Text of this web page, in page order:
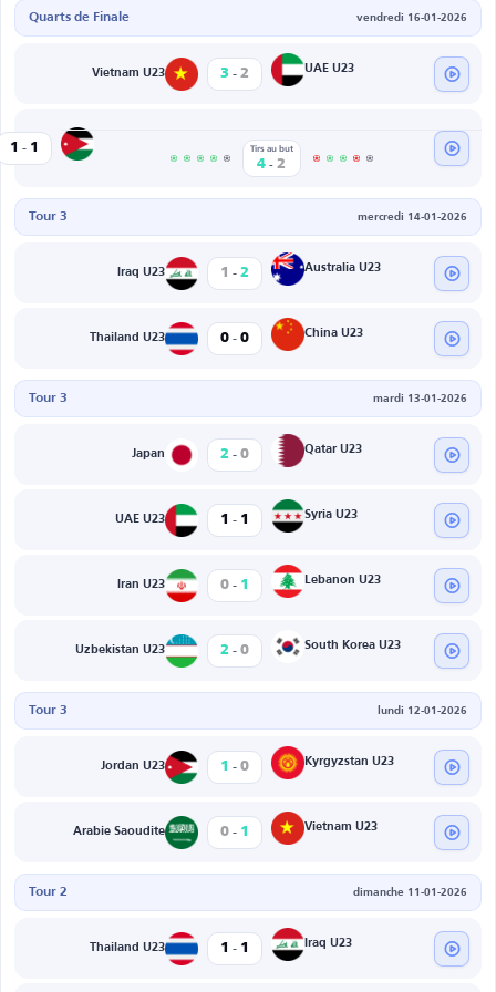
Quarts de Finale vendredi 16-01-2026
Vietnam U23 3 - 2 UAE U23
1 - 1 Tirs au but
4 - 2
Tour 3 mercredi 14-01-2026
Iraq U23 1 - 2 Australia U23
Thailand U23 0 - 0 China U23
Tour 3 mardi 13-01-2026
Japan 2 - 0 Qatar U23
UAE U23 1 - 1 Syria U23
Iran U23 0 - 1 Lebanon U23
Uzbekistan U23 2 - 0 South Korea U23
Tour 3 lundi 12-01-2026
Jordan U23 1 - 0 Kyrgyzstan U23
Arabie Saoudite 0 - 1 Vietnam U23
Tour 2 dimanche 11-01-2026
Thailand U23 1 - 1 Iraq U23